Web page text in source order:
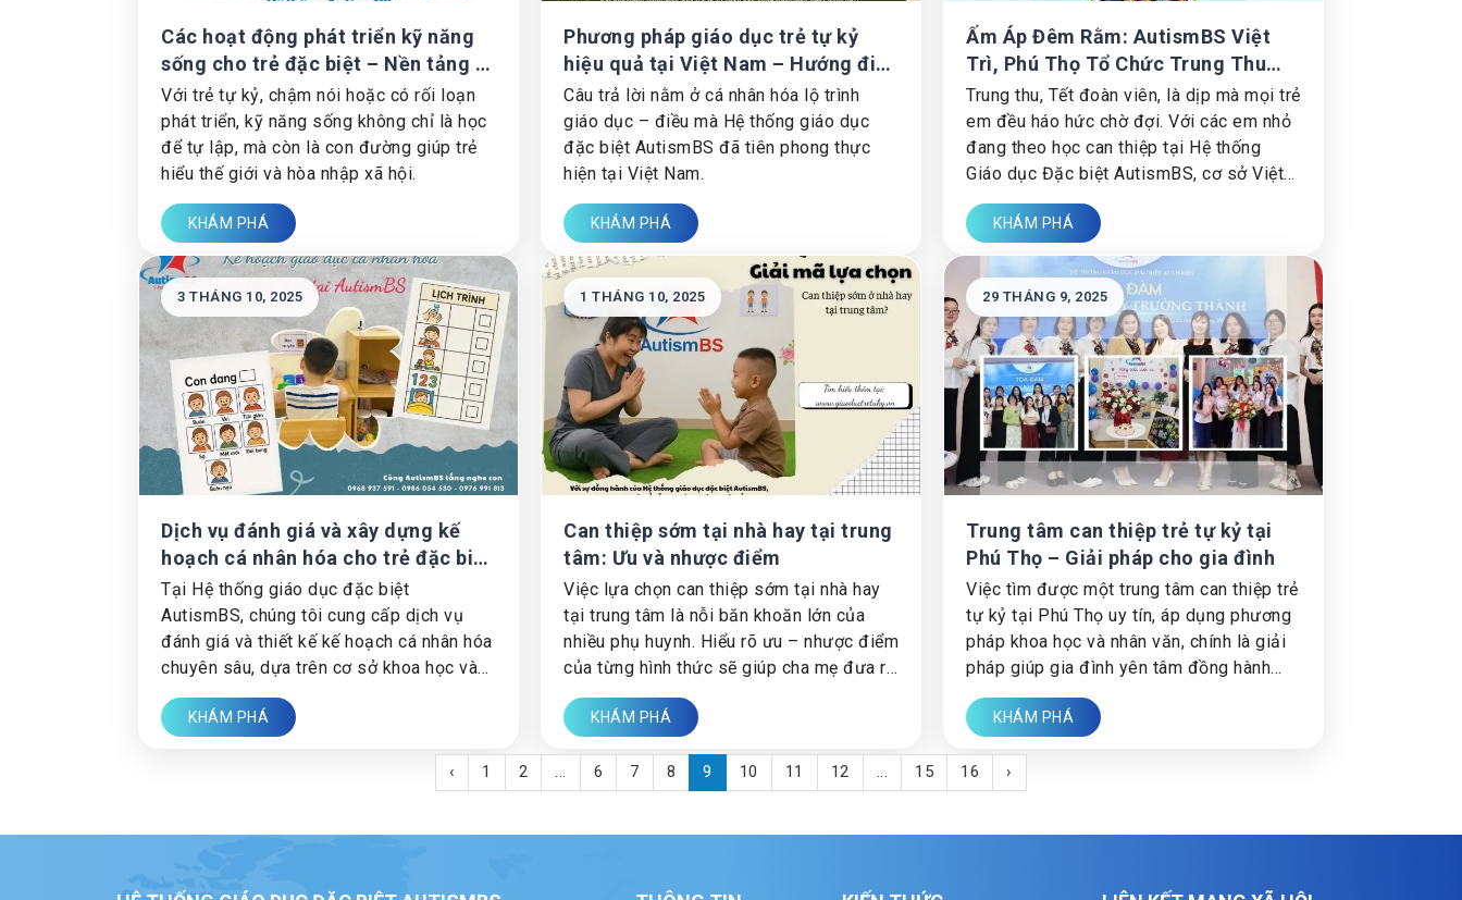
Các hoạt động phát triển kỹ năng
sống cho trẻ đặc biệt – Nền tảng từ
Hệ thống giáo dục đặc biệt
AutismBS
Với trẻ tự kỷ, chậm nói hoặc có rối loạn
phát triển, kỹ năng sống không chỉ là học
để tự lập, mà còn là con đường giúp trẻ
hiểu thế giới và hòa nhập xã hội.
KHÁM PHÁ
Phương pháp giáo dục trẻ tự kỷ
hiệu quả tại Việt Nam – Hướng đi
bền vững từ Hệ thống giáo dục đặc
biệt AutismBS
Câu trả lời nằm ở cá nhân hóa lộ trình
giáo dục – điều mà Hệ thống giáo dục
đặc biệt AutismBS đã tiên phong thực
hiện tại Việt Nam.
KHÁM PHÁ
Ấm Áp Đêm Rằm: AutismBS Việt
Trì, Phú Thọ Tổ Chức Trung Thu
Yêu Thương Cho Các Bé Đặc Biệt
Trung thu, Tết đoàn viên, là dịp mà mọi trẻ
em đều háo hức chờ đợi. Với các em nhỏ
đang theo học can thiệp tại Hệ thống
Giáo dục Đặc biệt AutismBS, cơ sở Việt
Trì, Phú Thọ, niềm vui ấy càng trở nên ý
nghĩa hơn.
KHÁM PHÁ
3 THÁNG 10, 2025
Dịch vụ đánh giá và xây dựng kế
hoạch cá nhân hóa cho trẻ đặc biệt
– Giải pháp từ AutismBS
Tại Hệ thống giáo dục đặc biệt
AutismBS, chúng tôi cung cấp dịch vụ
đánh giá và thiết kế kế hoạch cá nhân hóa
chuyên sâu, dựa trên cơ sở khoa học và
được triển khai bởi đội ngũ chuyên gia
nhiều năm kinh nghiệm trong lĩnh vực
KHÁM PHÁ
1 THÁNG 10, 2025
Can thiệp sớm tại nhà hay tại trung
tâm: Ưu và nhược điểm
Việc lựa chọn can thiệp sớm tại nhà hay
tại trung tâm là nỗi băn khoăn lớn của
nhiều phụ huynh. Hiểu rõ ưu – nhược điểm
của từng hình thức sẽ giúp cha mẹ đưa ra
quyết định đúng đắn cho con.
KHÁM PHÁ
29 THÁNG 9, 2025
Trung tâm can thiệp trẻ tự kỷ tại
Phú Thọ – Giải pháp cho gia đình
Việc tìm được một trung tâm can thiệp trẻ
tự kỷ tại Phú Thọ uy tín, áp dụng phương
pháp khoa học và nhân văn, chính là giải
pháp giúp gia đình yên tâm đồng hành
cùng con.
KHÁM PHÁ
‹ 1 2 ... 6 7 8 9 10 11 12 ... 15 16 ›